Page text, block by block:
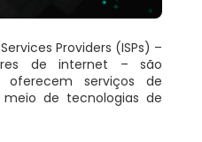
Providers (ISPs) –
de internet – são
oferecem serviços de
de tecnologias de